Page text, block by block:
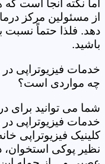
اما نکته آنجا است
از مسئولین مرکز
دهد. فلذا حتماً نسبت
باشید.
چه مواردی است؟
شما می توانید برای
خدمات فیزیوتراپی در
کلینیک فیزیوتراپی
نظیر پوکی